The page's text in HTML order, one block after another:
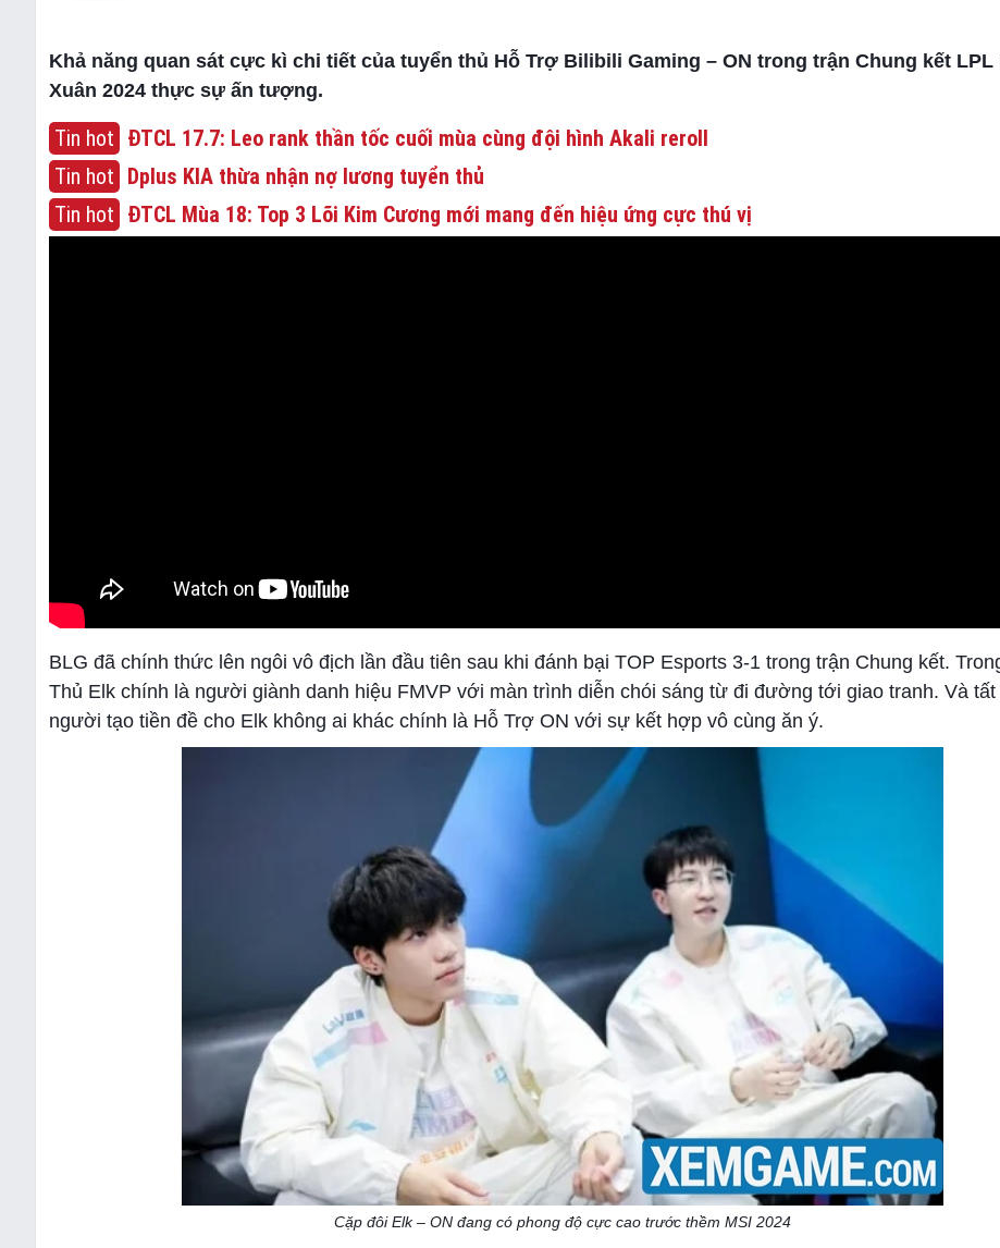
Khả năng quan sát cực kì chi tiết của tuyển thủ Hỗ Trợ Bilibili Gaming – ON trong trận Chung kết LPL
Xuân 2024 thực sự ấn tượng.
Tin hot ĐTCL 17.7: Leo rank thần tốc cuối mùa cùng đội hình Akali reroll
Tin hot Dplus KIA thừa nhận nợ lương tuyển thủ
Tin hot ĐTCL Mùa 18: Top 3 Lõi Kim Cương mới mang đến hiệu ứng cực thú vị
BLG đã chính thức lên ngôi vô địch lần đầu tiên sau khi đánh bại TOP Esports 3-1 trong trận Chung kết.
Thủ Elk chính là người giành danh hiệu FMVP với màn trình diễn chói sáng từ đi đường tới giao tranh. Và tất
người tạo tiền đề cho Elk không ai khác chính là Hỗ Trợ ON với sự kết hợp vô cùng ăn ý.
Cặp đôi Elk – ON đang có phong độ cực cao trước thềm MSI 2024